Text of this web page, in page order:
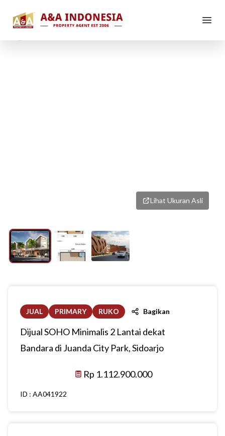
Lihat Ukuran Asli
JUAL PRIMARY RUKO Bagikan
Dijual SOHO Minimalis 2 Lantai dekat
Bandara di Juanda City Park, Sidoarjo
Rp 1.112.900.000
ID : AA041922